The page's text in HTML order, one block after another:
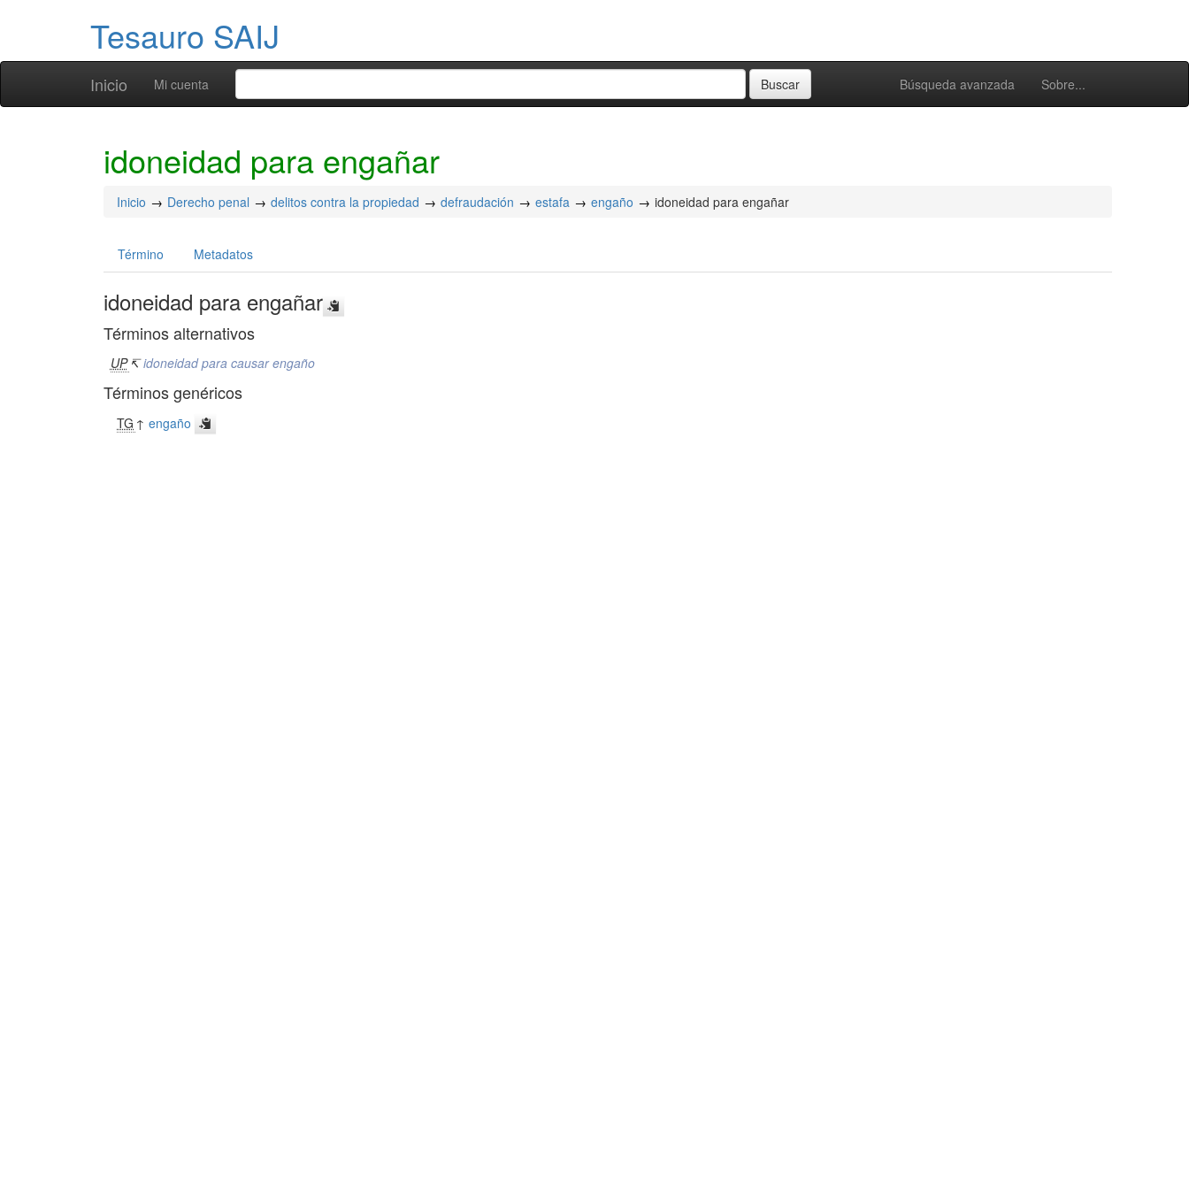
Tesauro SAIJ
Inicio Búsqueda avanzada Sobre...
Mi cuenta
idoneidad para engañar
Inicio Derecho penal delitos contra la propiedad defraudación estafa engaño idoneidad para engañar
Término Metadatos
idoneidad para engañar
Términos alternativos
UP ↸idoneidad para causar engaño
Términos genéricos
TG ↑engaño